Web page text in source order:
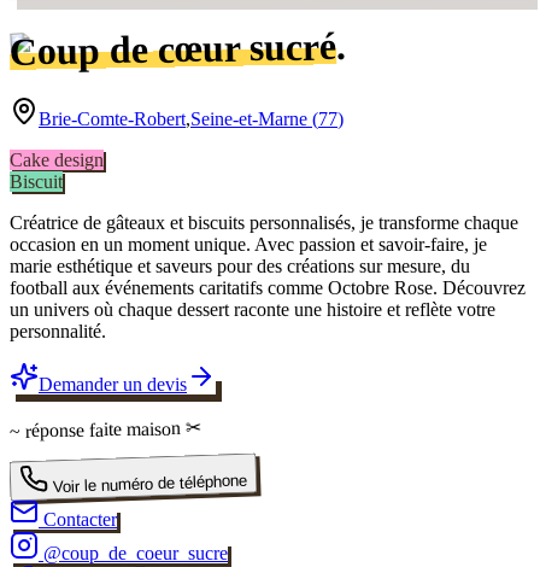
Coup de cœur sucré.
Brie-Comte-Robert,Seine-et-Marne (77)
Cake design
Biscuit
Créatrice de gâteaux et biscuits personnalisés, je transforme chaque
occasion en un moment unique. Avec passion et savoir-faire, je
marie esthétique et saveurs pour des créations sur mesure, du
football aux événements caritatifs comme Octobre Rose. Découvrez
un univers où chaque dessert raconte une histoire et reflète votre
personnalité.
Demander un devis
~ réponsefaite maison ✂
Voir le numéro de téléphone
Contacter
@coup_de_coeur_sucre